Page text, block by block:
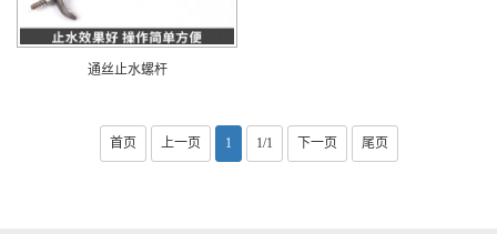
通丝止水螺杆
首页 上一页 1 1/1 下一页 尾页